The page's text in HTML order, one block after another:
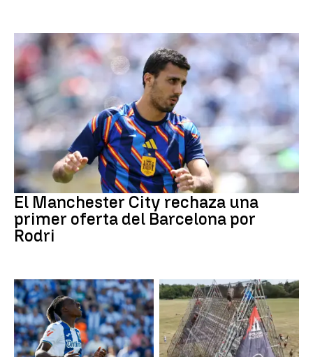
Fútbol
El Manchester City rechaza una
primer oferta del Barcelona por
Rodri
Real Madrid Ultraviking